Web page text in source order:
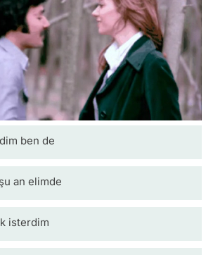
ben de
an elimde
isterdim